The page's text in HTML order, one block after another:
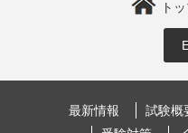
ト
最新情報 試験概